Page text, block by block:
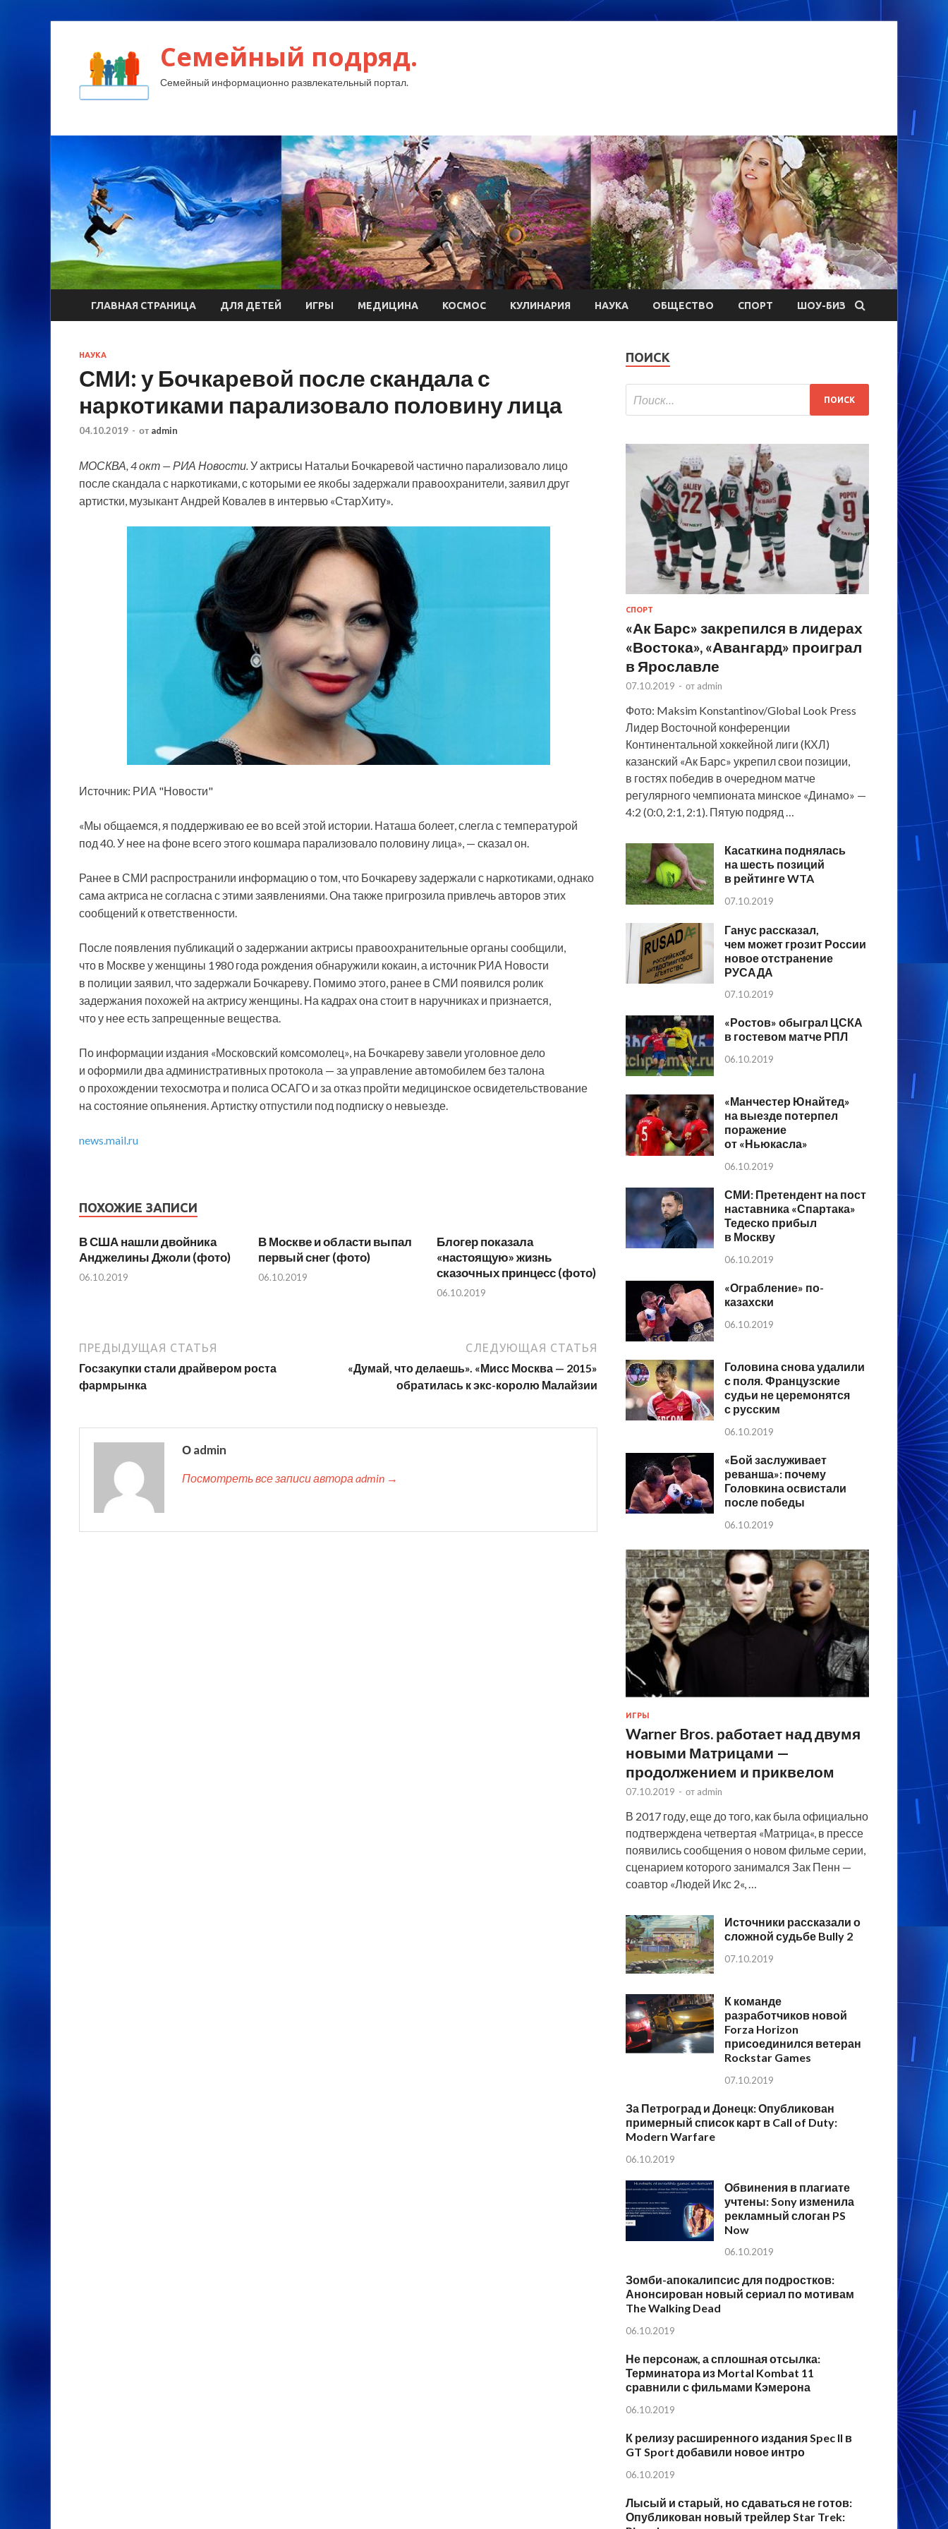
Семейный подряд.
Семейный информационно развлекательный портал.
ГЛАВНАЯ СТРАНИЦА ДЛЯ ДЕТЕЙ ИГРЫ МЕДИЦИНА КОСМОС КУЛИНАРИЯ НАУКА ОБЩЕСТВО СПОРТ ШОУ-БИЗ
НАУКА
СМИ: у Бочкаревой после скандала с
наркотиками парализовало половину лица
04.10.2019 - от admin
МОСКВА, 4 окт — РИА Новости. У актрисы Натальи Бочкаревой частично парализовало лицо
после скандала с наркотиками, с которыми ее якобы задержали правоохранители, заявил друг
артистки, музыкант Андрей Ковалев в интервью «СтарХиту».
Источник: РИА "Новости"
«Мы общаемся, я поддерживаю ее во всей этой истории. Наташа болеет, слегла с температурой
под 40. У нее на фоне всего этого кошмара парализовало половину лица», — сказал он.
Ранее в СМИ распространили информацию о том, что Бочкареву задержали с наркотиками, однако
сама актриса не согласна с этими заявлениями. Она также пригрозила привлечь авторов этих
сообщений к ответственности.
После появления публикаций о задержании актрисы правоохранительные органы сообщили,
что в Москве у женщины 1980 года рождения обнаружили кокаин, а источник РИА Новости
в полиции заявил, что задержали Бочкареву. Помимо этого, ранее в СМИ появился ролик
задержания похожей на актрису женщины. На кадрах она стоит в наручниках и признается,
что у нее есть запрещенные вещества.
По информации издания «Московский комсомолец», на Бочкареву завели уголовное дело
и оформили два административных протокола — за управление автомобилем без талона
о прохождении техосмотра и полиса ОСАГО и за отказ пройти медицинское освидетельствование
на состояние опьянения. Артистку отпустили под подписку о невыезде.
news.mail.ru
ПОХОЖИЕ ЗАПИСИ
В США нашли двойника
Анджелины Джоли (фото)
06.10.2019
В Москве и области выпал
первый снег (фото)
06.10.2019
Блогер показала
«настоящую» жизнь
сказочных принцесс (фото)
06.10.2019
ПРЕДЫДУЩАЯ СТАТЬЯ
Госзакупки стали драйвером роста
фармрынка
СЛЕДУЮЩАЯ СТАТЬЯ
«Думай, что делаешь». «Мисс Москва — 2015»
обратилась к экс-королю Малайзии
О admin
Посмотреть все записи автора admin →
ПОИСК
СПОРТ
«Ак Барс» закрепился в лидерах
«Востока», «Авангард» проиграл
в Ярославле
07.10.2019 - от admin
Фото: Maksim Konstantinov/Global Look Press
Лидер Восточной конференции
Континентальной хоккейной лиги (КХЛ)
казанский «Ак Барс» укрепил свои позиции,
в гостях победив в очередном матче
регулярного чемпионата минское «Динамо» —
4:2 (0:0, 2:1, 2:1). Пятую подряд …
Касаткина поднялась
на шесть позиций
в рейтинге WTA
07.10.2019
Ганус рассказал,
чем может грозит России
новое отстранение
РУСАДА
07.10.2019
«Ростов» обыграл ЦСКА
в гостевом матче РПЛ
06.10.2019
«Манчестер Юнайтед»
на выезде потерпел
поражение
от «Ньюкасла»
06.10.2019
СМИ: Претендент на пост
наставника «Спартака»
Тедеско прибыл
в Москву
06.10.2019
«Ограбление» по-
казахски
06.10.2019
Головина снова удалили
с поля. Французские
судьи не церемонятся
с русским
06.10.2019
«Бой заслуживает
реванша»: почему
Головкина освистали
после победы
06.10.2019
ИГРЫ
Warner Bros. работает над двумя
новыми Матрицами —
продолжением и приквелом
07.10.2019 - от admin
В 2017 году, еще до того, как была официально
подтверждена четвертая «Матрица«, в прессе
появились сообщения о новом фильме серии,
сценарием которого занимался Зак Пенн —
соавтор «Людей Икс 2«, …
Источники рассказали о
сложной судьбе Bully 2
07.10.2019
К команде
разработчиков новой
Forza Horizon
присоединился ветеран
Rockstar Games
07.10.2019
За Петроград и Донецк: Опубликован
примерный список карт в Call of Duty:
Modern Warfare
06.10.2019
Обвинения в плагиате
учтены: Sony изменила
рекламный слоган PS
Now
06.10.2019
Зомби-апокалипсис для подростков:
Анонсирован новый сериал по мотивам
The Walking Dead
06.10.2019
Не персонаж, а сплошная отсылка:
Терминатора из Mortal Kombat 11
сравнили с фильмами Кэмерона
06.10.2019
К релизу расширенного издания Spec II в
GT Sport добавили новое интро
06.10.2019
Лысый и старый, но сдаваться не готов:
Опубликован новый трейлер Star Trek: